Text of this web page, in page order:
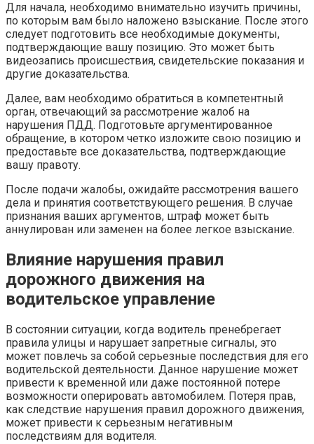
Для начала, необходимо внимательно изучить причины,
по которым вам было наложено взыскание. После этого
следует подготовить все необходимые документы,
подтверждающие вашу позицию. Это может быть
видеозапись происшествия, свидетельские показания и
другие доказательства.
Далее, вам необходимо обратиться в компетентный
орган, отвечающий за рассмотрение жалоб на
нарушения ПДД. Подготовьте аргументированное
обращение, в котором четко изложите свою позицию и
предоставьте все доказательства, подтверждающие
вашу правоту.
После подачи жалобы, ожидайте рассмотрения вашего
дела и принятия соответствующего решения. В случае
признания ваших аргументов, штраф может быть
аннулирован или заменен на более легкое взыскание.
Влияние нарушения правил
дорожного движения на
водительское управление
В состоянии ситуации, когда водитель пренебрегает
правила улицы и нарушает запретные сигналы, это
может повлечь за собой серьезные последствия для его
водительской деятельности. Данное нарушение может
привести к временной или даже постоянной потере
возможности оперировать автомобилем. Потеря прав,
как следствие нарушения правил дорожного движения,
может привести к серьезным негативным
последствиям для водителя.